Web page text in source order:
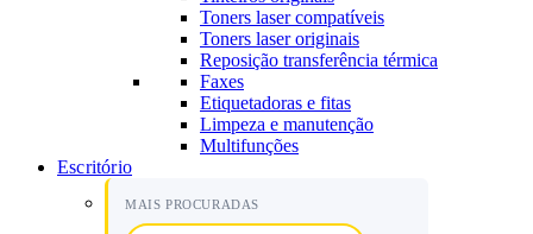
Toners laser compatíveis
Toners laser originais
Reposição transferência térmica
Faxes
Etiquetadoras e fitas
Limpeza e manutenção
Multifunções
Escritório
MAIS PROCURADAS